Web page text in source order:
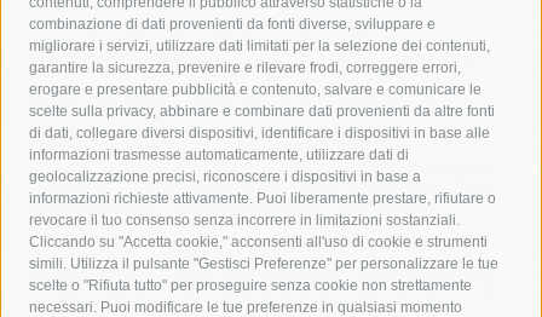
combinazione di dati provenienti da fonti diverse, sviluppare e
migliorare i servizi, utilizzare dati limitati per la selezione dei contenuti,
garantire la sicurezza, prevenire e rilevare frodi, correggere errori,
erogare e presentare pubblicità e contenuto, salvare e comunicare le
scelte sulla privacy, abbinare e combinare dati provenienti da altre fonti
di dati, collegare diversi dispositivi, identificare i dispositivi in base alle
informazioni trasmesse automaticamente, utilizzare dati di
geolocalizzazione precisi, riconoscere i dispositivi in base a
informazioni richieste attivamente. Puoi liberamente prestare, rifiutare o
revocare il tuo consenso senza incorrere in limitazioni sostanziali.
Cliccando su "Accetta cookie," acconsenti all'uso di cookie e strumenti
simili. Utilizza il pulsante "Gestisci Preferenze" per personalizzare le tue
scelte o "Rifiuta tutto" per proseguire senza cookie non strettamente
necessari. Puoi modificare le tue preferenze in qualsiasi momento
costiera amalfitana
covid-19 eav
elezioni
fondazione sorrento
gori guardia costiera
incidente
lavori
lorenzo balducelli mare
massa lubrense
massimo coppola
Meta napoli
ordinanza
penisola sorrentina
piano di sorrento
polizia municipale
protezione civile
Regione Campania
sant'agnello
sindaco cuomo
sorrento studenti temporali
treni
turismo
Vico Equense villa fiorentino vincenzo de luca